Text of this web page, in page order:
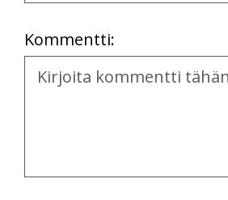
Kommentti:
Kommentti